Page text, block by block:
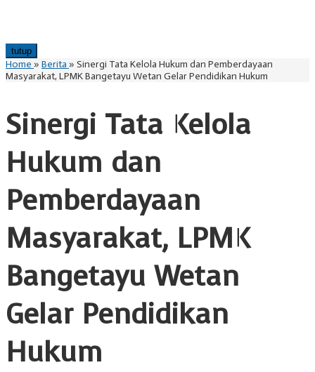
tutup
Home » Berita » Sinergi Tata Kelola Hukum dan Pemberdayaan
Masyarakat, LPMK Bangetayu Wetan Gelar Pendidikan Hukum
Sinergi Tata Kelola
Hukum dan
Pemberdayaan
Masyarakat, LPMK
Bangetayu Wetan
Gelar Pendidikan
Hukum